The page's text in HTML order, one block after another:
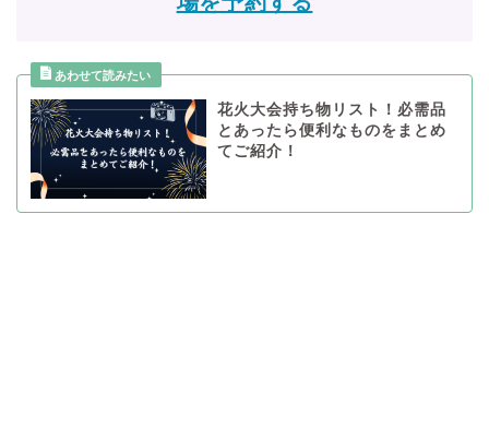
花火大会持ち物リスト！必需品
とあったら便利なものをまとめ
てご紹介！